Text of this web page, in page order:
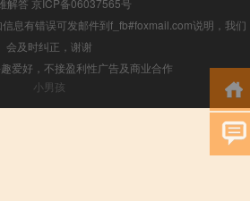
解答 京ICP备06037565号
息有错误可发邮件到f_fb#foxmail.com说明，我们
会及时纠正，谢谢
爱好，不接盈利性广告及商业合作
小男孩